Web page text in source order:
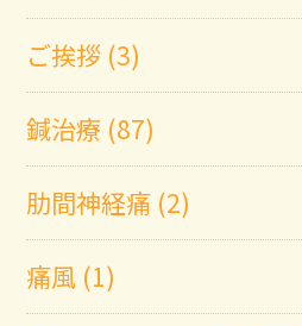
ご挨拶 (3)
鍼治療 (87)
肋間神経痛 (2)
痛風 (1)